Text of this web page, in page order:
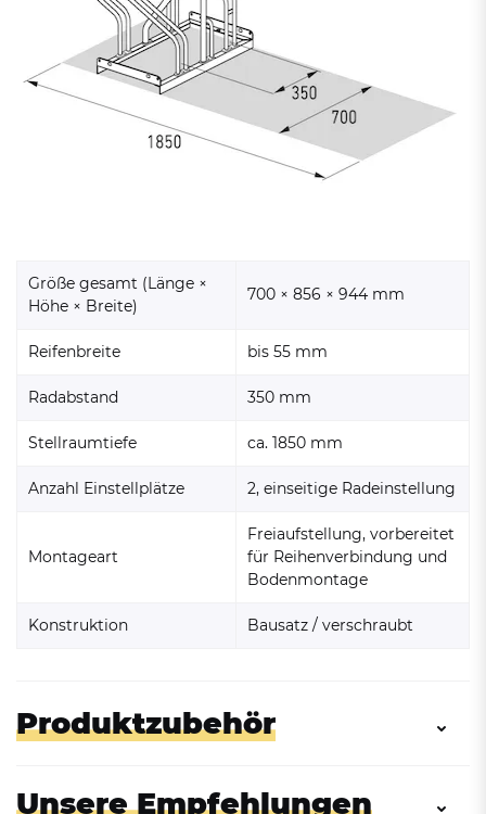
Größe gesamt (Länge ×
Höhe × Breite)
700 × 856 × 944 mm
Reifenbreite bis 55 mm
Radabstand 350 mm
Stellraumtiefe ca. 1850 mm
Anzahl Einstellplätze 2, einseitige Radeinstellung
Montageart
Freiaufstellung, vorbereitet
für Reihenverbindung und
Bodenmontage
Konstruktion Bausatz / verschraubt
Produktzubehör
Unsere Empfehlungen